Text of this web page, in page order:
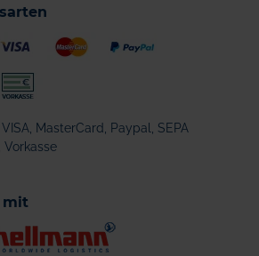
MasterCard, Paypal, SEPA
Vorkasse
mit